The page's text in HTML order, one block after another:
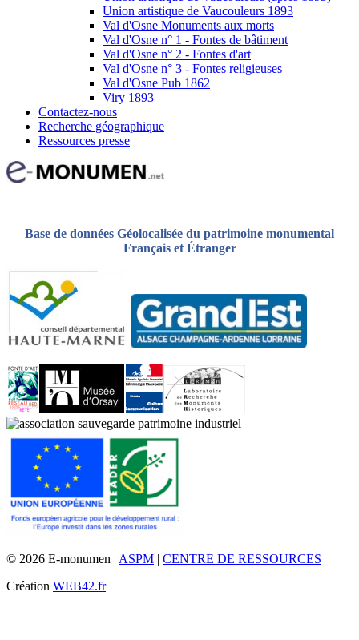
Union artistique de Vaucouleurs 1893
Val d'Osne Monuments aux morts
Val d'Osne n° 1 - Fontes de bâtiment
Val d'Osne n° 2 - Fontes d'art
Val d'Osne n° 3 - Fontes religieuses
Val d'Osne Pub 1862
Viry 1893
Contactez-nous
Recherche géographique
Ressources presse
Base de données Géolocalisée du patrimoine monumental
Français et Étranger
© 2026 E-monumen | ASPM | CENTRE DE RESSOURCES
Création WEB42.fr